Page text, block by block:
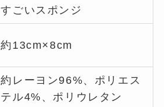
すごいスポンジ
約13cm×8cm
約レーヨン96%、ポリエス
テル4%、ポリウレタン